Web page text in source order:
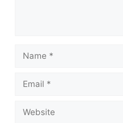
Name
Email
Website